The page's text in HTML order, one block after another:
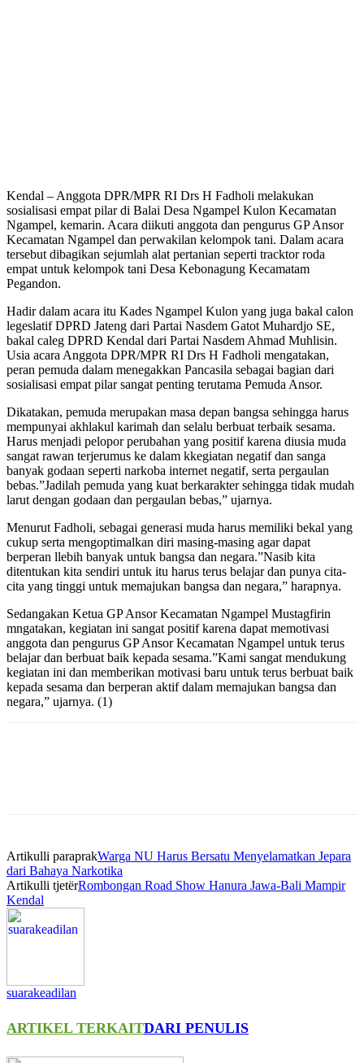
Kendal – Anggota DPR/MPR RI Drs H Fadholi melakukan
sosialisasi empat pilar di Balai Desa Ngampel Kulon Kecamatan
Ngampel, kemarin. Acara diikuti anggota dan pengurus GP Ansor
Kecamatan Ngampel dan perwakilan kelompok tani. Dalam acara
tersebut dibagikan sejumlah alat pertanian seperti tracktor roda
empat untuk kelompok tani Desa Kebonagung Kecamatam
Pegandon.
Hadir dalam acara itu Kades Ngampel Kulon yang juga bakal calon
legeslatif DPRD Jateng dari Partai Nasdem Gatot Muhardjo SE,
bakal caleg DPRD Kendal dari Partai Nasdem Ahmad Muhlisin.
Usia acara Anggota DPR/MPR RI Drs H Fadholi mengatakan,
peran pemuda dalam menegakkan Pancasila sebagai bagian dari
sosialisasi empat pilar sangat penting terutama Pemuda Ansor.
Dikatakan, pemuda merupakan masa depan bangsa sehingga harus
mempunyai akhlakul karimah dan selalu berbuat terbaik sesama.
Harus menjadi pelopor perubahan yang positif karena diusia muda
sangat rawan terjerumus ke dalam kkegiatan negatif dan sanga
banyak godaan seperti narkoba internet negatif, serta pergaulan
bebas.”Jadilah pemuda yang kuat berkarakter sehingga tidak mudah
larut dengan godaan dan pergaulan bebas,” ujarnya.
Menurut Fadholi, sebagai generasi muda harus memiliki bekal yang
cukup serta mengoptimalkan diri masing-masing agar dapat
berperan llebih banyak untuk bangsa dan negara.”Nasib kita
ditentukan kita sendiri untuk itu harus terus belajar dan punya cita-
cita yang tinggi untuk memajukan bangsa dan negara,” harapnya.
Sedangakan Ketua GP Ansor Kecamatan Ngampel Mustagfirin
mngatakan, kegiatan ini sangat positif karena dapat memotivasi
anggota dan pengurus GP Ansor Kecamatan Ngampel untuk terus
belajar dan berbuat baik kepada sesama.”Kami sangat mendukung
kegiatan ini dan memberikan motivasi baru untuk terus berbuat baik
kepada sesama dan berperan aktif dalam memajukan bangsa dan
negara,” ujarnya. (1)
Artikulli paraprakWarga NU Harus Bersatu Menyelamatkan Jepara
dari Bahaya Narkotika
Artikulli tjetërRombongan Road Show Hanura Jawa-Bali Mampir
Kendal
suarakeadilan
ARTIKEL TERKAITDARI PENULIS